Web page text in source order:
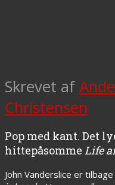
Skrevet af
Christensen
Pop med kant. Det
hittepåsomme Life
John Vanderslice er